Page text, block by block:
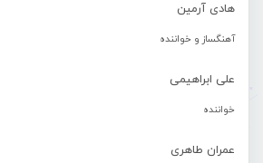
هادی آرمین
آهنگساز و خواننده
علی ابراهیمی
خواننده
عمران طاهری